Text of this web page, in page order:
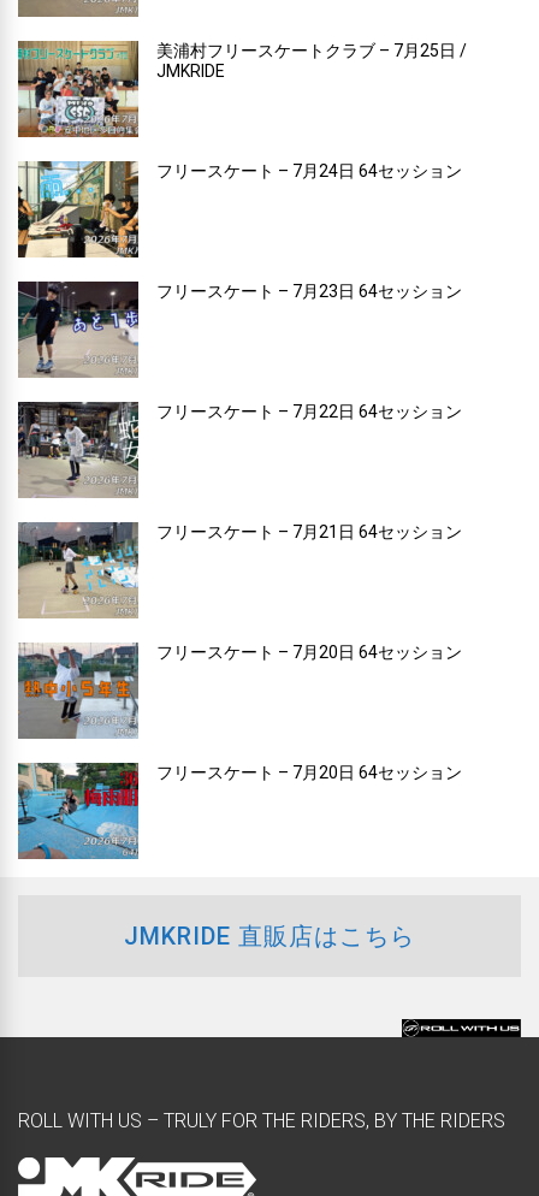
美浦村フリースケートクラブ – 7月25日 /
JMKRIDE
フリースケート – 7月24日 64セッション
フリースケート – 7月23日 64セッション
フリースケート – 7月22日 64セッション
フリースケート – 7月21日 64セッション
フリースケート – 7月20日 64セッション
フリースケート – 7月20日 64セッション
JMKRIDE 直販店はこちら
ROLL WITH US – TRULY FOR THE RIDERS, BY THE RIDERS